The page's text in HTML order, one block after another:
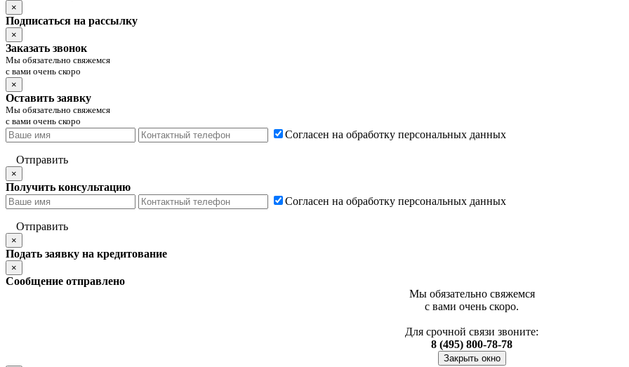
×
Подписаться на рассылку
×
Заказать звонок
Мы обязательно свяжемся
с вами очень скоро
×
Оставить заявку
Мы обязательно свяжемся
с вами очень скоро
Согласен на обработку персональных данных
Отправить
×
Получить консультацию
Согласен на обработку персональных данных
Отправить
×
Подать заявку на кредитование
×
Сообщение отправлено
Мы обязательно свяжемся
с вами очень скоро.
Для срочной связи звоните:
8 (495) 800-78-78
Закрыть окно